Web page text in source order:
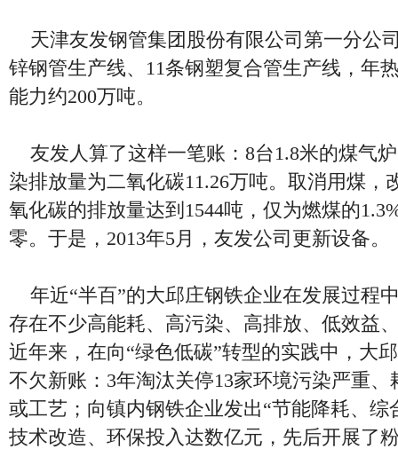
天津友发钢管集团股份有限公司第一分公
锌钢管生产线、11条钢塑复合管生产线，年
能力约200万吨。
友发人算了这样一笔账：8台1.8米的煤气
染排放量为二氧化碳11.26万吨。取消用煤，
氧化碳的排放量达到1544吨，仅为燃煤的
零。于是，2013年5月，友发公司更新设备。
年近“半百”的大邱庄钢铁企业在发展过程
存在不少高能耗、高污染、高排放、低效益
近年来，在向“绿色低碳”转型的实践中，大
不欠新账：3年淘汰关停13家环境污染严重
或工艺；向镇内钢铁企业发出“节能降耗、
技术改造、环保投入达数亿元，先后开展了